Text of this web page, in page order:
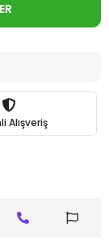
Alışveriş